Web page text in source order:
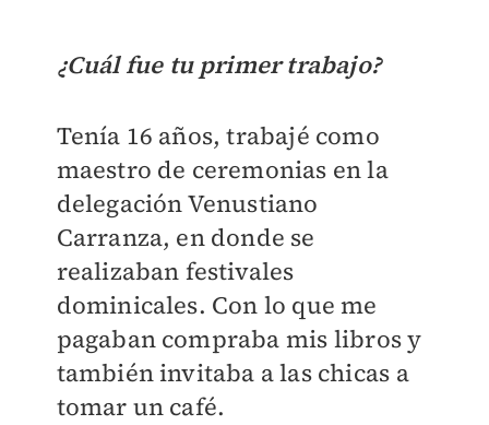
¿Cuál fue tu primer trabajo?
Tenía 16 años, trabajé como
maestro de ceremonias en la
delegación Venustiano
Carranza, en donde se
realizaban festivales
dominicales. Con lo que me
pagaban compraba mis libros y
también invitaba a las chicas a
tomar un café.